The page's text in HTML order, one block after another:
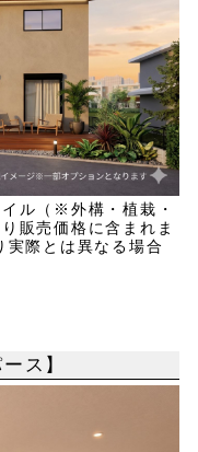
ル（※外構・植栽・
販売価格に含まれま
際とは異なる場合
ス】